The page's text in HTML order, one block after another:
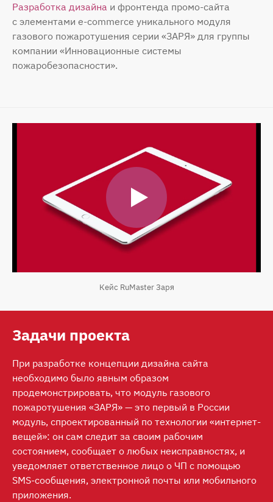
Разработка дизайна и фронтенда промо-сайта
с элементами e-commerce уникального модуля
газового пожаротушения серии «ЗАРЯ» для группы
компании «Инновационные системы
пожаробезопасности».
Кейс RuMaster Заря
Задачи проекта
При разработке концепции дизайна сайта
необходимо было явным образом
продемонстрировать, что модуль газового
пожаротушения «ЗАРЯ» — это первый в России
модуль, спроектированный по технологии «интернет-
вещей»: он сам следит за своим рабочим
состоянием, сообщает о любых неисправностях, и
уведомляет ответственное лицо о ЧП с помощью
SMS-сообщения, электронной почты или мобильного
приложения.